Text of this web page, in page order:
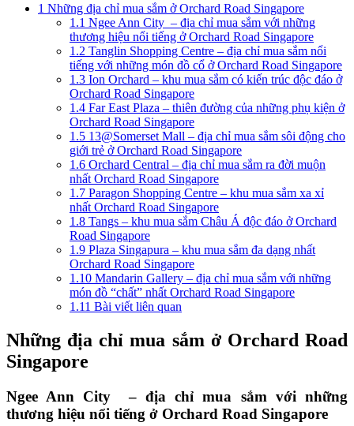
1 Những địa chỉ mua sắm ở Orchard Road Singapore
1.1 Ngee Ann City – địa chỉ mua sắm với những
thương hiệu nổi tiếng ở Orchard Road Singapore
1.2 Tanglin Shopping Centre – địa chỉ mua sắm nổi
tiếng với những món đồ cổ ở Orchard Road Singapore
1.3 Ion Orchard – khu mua sắm có kiến trúc độc đáo ở
Orchard Road Singapore
1.4 Far East Plaza – thiên đường của những phụ kiện ở
Orchard Road Singapore
1.5 13@Somerset Mall – địa chỉ mua sắm sôi động cho
giới trẻ ở Orchard Road Singapore
1.6 Orchard Central – địa chỉ mua sắm ra đời muộn
nhất Orchard Road Singapore
1.7 Paragon Shopping Centre – khu mua sắm xa xỉ
nhất Orchard Road Singapore
1.8 Tangs – khu mua sắm Châu Á độc đáo ở Orchard
Road Singapore
1.9 Plaza Singapura – khu mua sắm đa dạng nhất
Orchard Road Singapore
1.10 Mandarin Gallery – địa chỉ mua sắm với những
món đồ “chất” nhất Orchard Road Singapore
1.11 Bài viết liên quan
Những địa chỉ mua sắm ở Orchard Road
Singapore
Ngee Ann City – địa chỉ mua sắm với những
thương hiệu nổi tiếng ở Orchard Road Singapore